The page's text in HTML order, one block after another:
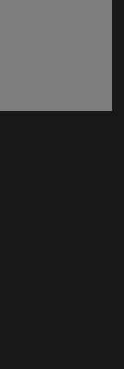
ventana)
ventana)